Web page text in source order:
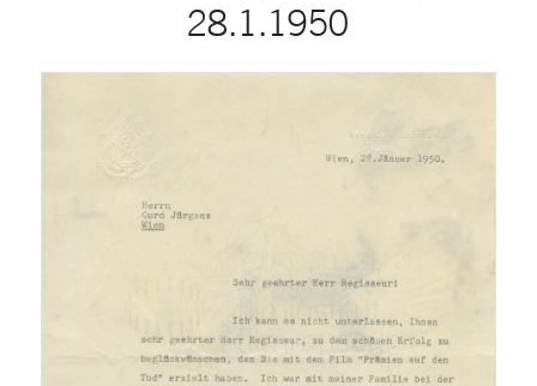
28.1.1950